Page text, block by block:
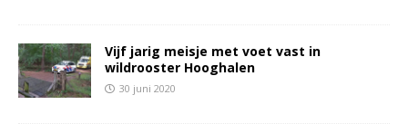
Vijf jarig meisje met voet vast in
wildrooster Hooghalen
30 juni 2020